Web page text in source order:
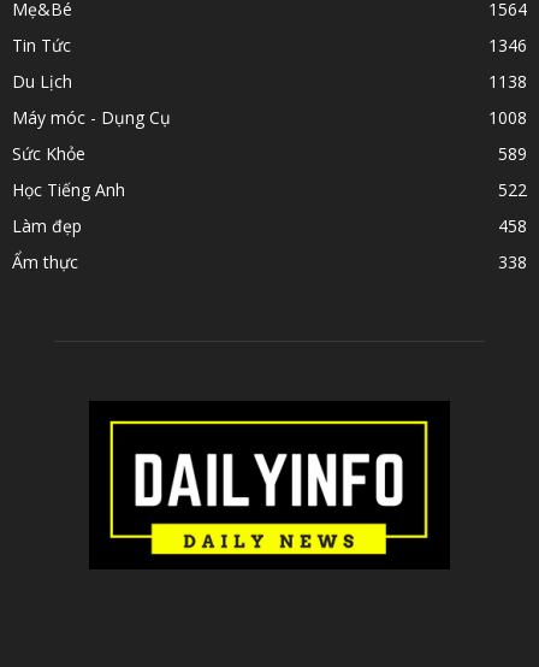
Mẹ&Bé
1564
Tin Tức
1346
Du Lịch
1138
Máy móc - Dụng Cụ
1008
Sức Khỏe
589
Học Tiếng Anh
522
Làm đẹp
458
Ẩm thực
338